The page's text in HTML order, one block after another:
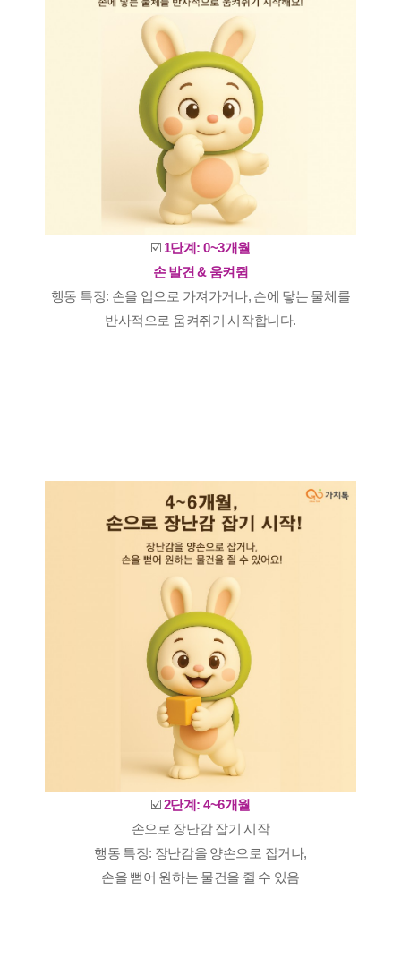
☑️ 1단계: 0~3개월
손 발견 & 움켜쥠
행동 특징: 손을 입으로 가져가거나, 손에 닿는 물체를
반사적으로 움켜쥐기 시작합니다.
☑️2단계: 4~6개월
손으로 장난감 잡기 시작
행동 특징: 장난감을 양손으로 잡거나,
손을 뻗어 원하는 물건을 쥘 수 있음